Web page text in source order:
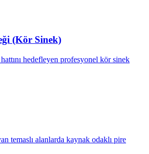
(Kör Sinek)
hedefleyen profesyonel kör sinek
temaslı alanlarda kaynak odaklı pire